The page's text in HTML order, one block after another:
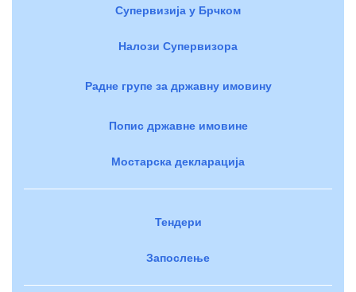
Супервизија у Брчком
Налози Супервизора
Радне групе за државну имовину
Попис државне имовине
Мостарска декларација
Тендери
Запослење